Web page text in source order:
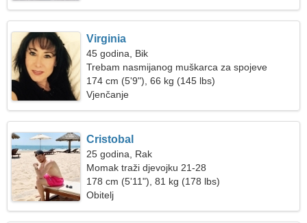
Virginia
45 godina, Bik
Trebam nasmijanog muškarca za spojeve
174 cm (5'9"), 66 kg (145 lbs)
Vjenčanje
Cristobal
25 godina, Rak
Momak traži djevojku 21-28
178 cm (5'11"), 81 kg (178 lbs)
Obitelj